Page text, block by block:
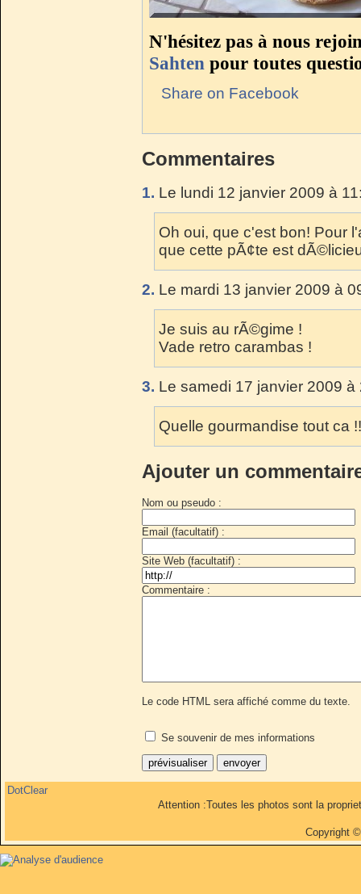
N'hésitez pas à nous
Sahten pour toutes
Share on Facebook
Commentaires
1. Le lundi 12 janvier 2009 à
Oh oui, que c'est bon! Pour
que cette pÃ¢te est
2. Le mardi 13 janvier 2009 à
Je suis au rÃ©gime !
Vade retro carambas !
3. Le samedi 17 janvier 2009
Quelle gourmandise tout ca !!
Ajouter un
Nom ou pseudo :
Email (facultatif) :
Site Web (facultatif) :
Commentaire :
Le code HTML sera affiché comme du texte.
Se souvenir de mes informations
DotClear
Attention :Toutes les photos sont la
Copyright